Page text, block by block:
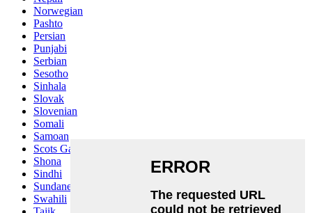
Norwegian
Pashto
Persian
Punjabi
Serbian
Sesotho
Sinhala
Slovak
Slovenian
Somali
Samoan
Scots Gaelic
Shona
Sindhi
Sundanese
Swahili